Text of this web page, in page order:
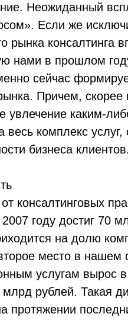
Неожиданный
Если же
рынка консалтинга
нами в прошлом
сейчас
Причем,
увлечение каким-
весь комплекс
бизнеса
консалтинговых
году достиг 70
на долю
место в нашем
услугам вырос
рублей. Такая
протяжении